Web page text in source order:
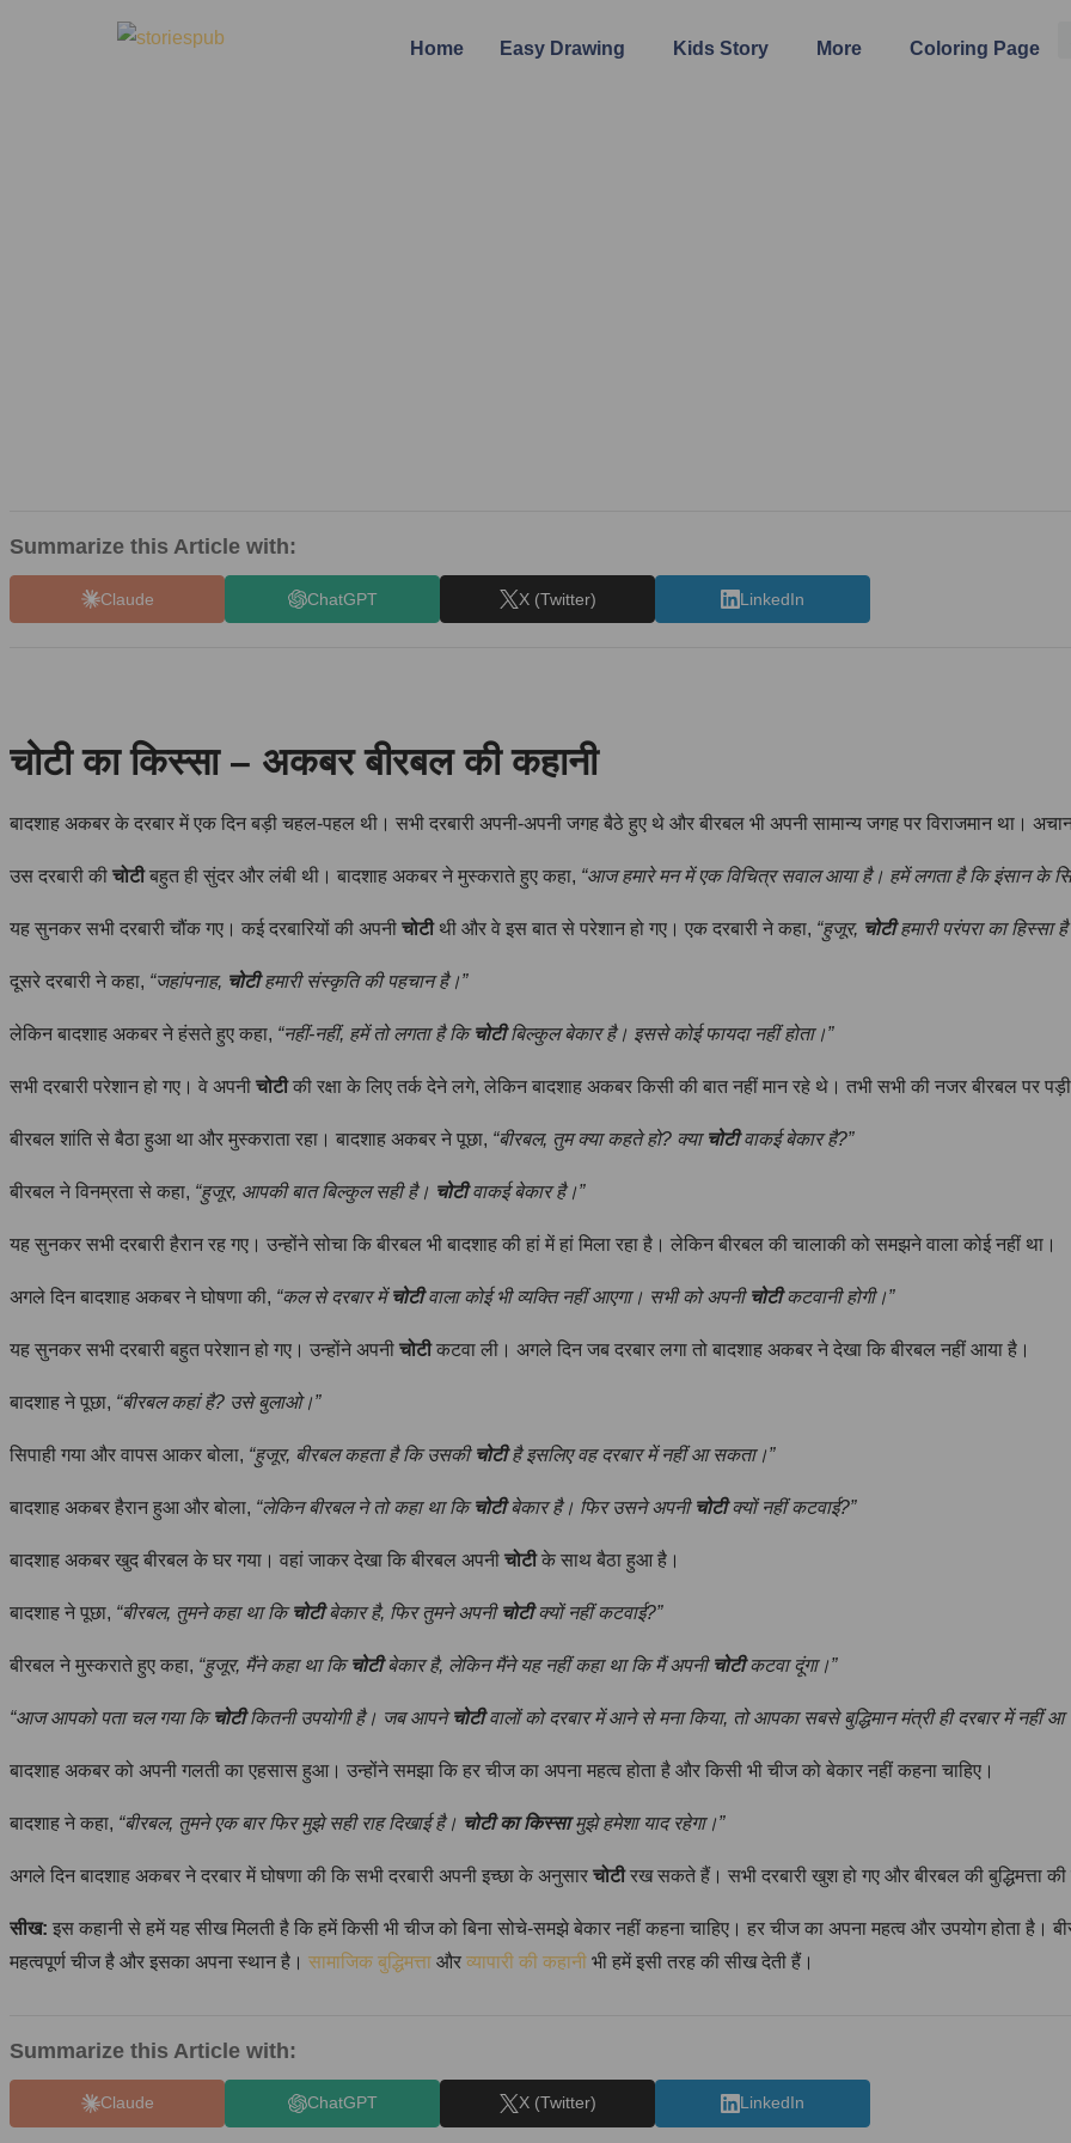
Home Easy Drawing Kids Story More Coloring Page
Summarize this Article with:
Claude ChatGPT X (Twitter) LinkedIn
चोटी का किस्सा – अकबर बीरबल की कहानी
बादशाह अकबर के दरबार में एक दिन बड़ी चहल-पहल थी। सभी दरबारी अपनी-अपनी जगह बैठे हुए थे और बीरबल भी अपनी सामान्य जगह पर विराजमान था।
उस दरबारी की चोटीबहुत ही सुंदर और लंबी थी। बादशाह अकबर ने मुस्कराते हुए कहा, “आज हमारे मन में एक विचित्र सवाल आया है। हमें लगता है कि इंसान के
यह सुनकर सभी दरबारी चौंक गए। कई दरबारियों की अपनी चोटीथी और वे इस बात से परेशान हो गए। एक दरबारी ने कहा, “हुजूर, चोटीहमारी परंपरा का हिस्सा
दूसरे दरबारी ने कहा, “जहांपनाह, चोटीहमारी संस्कृति की पहचान है।”
लेकिन बादशाह अकबर ने हंसते हुए कहा, “नहीं-नहीं, हमें तो लगता है किचोटीबिल्कुल बेकार है। इससे कोई फायदा नहीं होता।”
सभी दरबारी परेशान हो गए। वे अपनी चोटीकी रक्षा के लिए तर्क देने लगे, लेकिन बादशाह अकबर किसी की बात नहीं मान रहे थे। तभी सभी की नजर बीरबल पर
बीरबल शांति से बैठा हुआ था और मुस्कराता रहा। बादशाह अकबर ने पूछा, “बीरबल, तुम क्या कहते हो? क्या चोटीवाकई बेकार है?”
बीरबल ने विनम्रता से कहा, “हुजूर, आपकी बात बिल्कुल सही है। चोटीवाकई बेकार है।”
यह सुनकर सभी दरबारी हैरान रह गए। उन्होंने सोचा कि बीरबल भी बादशाह की हां में हां मिला रहा है। लेकिन बीरबल की चालाकी को समझने वाला कोई नहीं था।
अगले दिन बादशाह अकबर ने घोषणा की, “कल से दरबार मेंचोटीवाला कोई भी व्यक्ति नहीं आएगा। सभी को अपनी चोटीकटवानी होगी।”
यह सुनकर सभी दरबारी बहुत परेशान हो गए। उन्होंने अपनी चोटीकटवा ली। अगले दिन जब दरबार लगा तो बादशाह अकबर ने देखा कि बीरबल नहीं आया है।
बादशाह ने पूछा, “बीरबल कहां है? उसे बुलाओ।”
सिपाही गया और वापस आकर बोला, “हुजूर, बीरबल कहता है कि उसकी चोटीहै इसलिए वह दरबार में नहीं आ सकता।”
बादशाह अकबर हैरान हुआ और बोला, “लेकिन बीरबल ने तो कहा था किचोटीबेकार है। फिर उसने अपनी चोटीक्यों नहीं कटवाई?”
बादशाह अकबर खुद बीरबल के घर गया। वहां जाकर देखा कि बीरबल अपनी चोटीके साथ बैठा हुआ है।
बादशाह ने पूछा, “बीरबल, तुमने कहा था किचोटीबेकार है, फिर तुमने अपनी चोटीक्यों नहीं कटवाई?”
बीरबल ने मुस्कराते हुए कहा, “हुजूर, मैंने कहा था किचोटीबेकार है, लेकिन मैंने यह नहीं कहा था कि मैं अपनी चोटीकटवा दूंगा।”
“आज आपको पता चल गया किचोटीकितनी उपयोगी है। जब आपनेचोटीवालों को दरबार में आने से मना किया, तो आपका सबसे बुद्धिमान मंत्री ही दरबार में नहीं
बादशाह अकबर को अपनी गलती का एहसास हुआ। उन्होंने समझा कि हर चीज का अपना महत्व होता है और किसी भी चीज को बेकार नहीं कहना चाहिए।
बादशाह ने कहा, “बीरबल, तुमने एक बार फिर मुझे सही राह दिखाई है। चोटी का किस्सामुझे हमेशा याद रहेगा।”
अगले दिन बादशाह अकबर ने दरबार में घोषणा की कि सभी दरबारी अपनी इच्छा के अनुसार चोटीरख सकते हैं। सभी दरबारी खुश हो गए और बीरबल की बुद्धिमत्ता
सीख: इस कहानी से हमें यह सीख मिलती है कि हमें किसी भी चीज को बिना सोचे-समझे बेकार नहीं कहना चाहिए। हर चीज का अपना महत्व और उपयोग होता है।
महत्वपूर्ण चीज है और इसका अपना स्थान है। सामाजिक बुद्धिमत्ता और व्यापारी की कहानी भी हमें इसी तरह की सीख देती हैं।
Summarize this Article with:
Claude ChatGPT X (Twitter) LinkedIn